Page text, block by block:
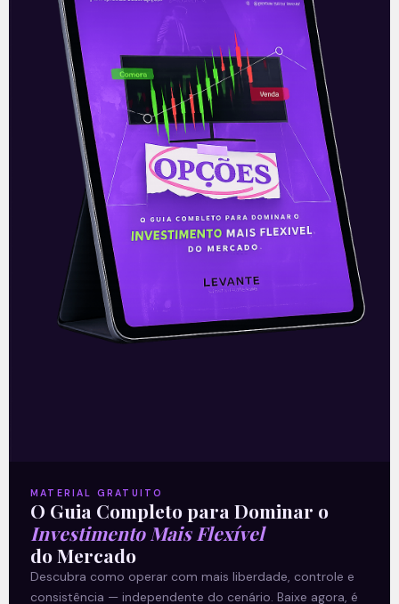
De todo o modo o crescimento da empresa
parece seguir um ritmo forte, atuando em
região com mercado ainda
pulverizado elonge das principais
concorrentes, além da sua estratégia digital
com forte crescimento, ajudado pela
pandemia o que favorece a tese de
expansão acelerada da companhia daqui
em diante.
e análises que impactam seus
investimentos.Clique aqui para receber
informações sobre o mercado financeiro em
primeira mão.
MATERIAL GRATUITO
O Guia Completo para Dominar o
Investimento Mais Flexível
do Mercado
Descubra como operar com mais liberdade, controle e
consistência — independente do cenário. Baixe agora, é